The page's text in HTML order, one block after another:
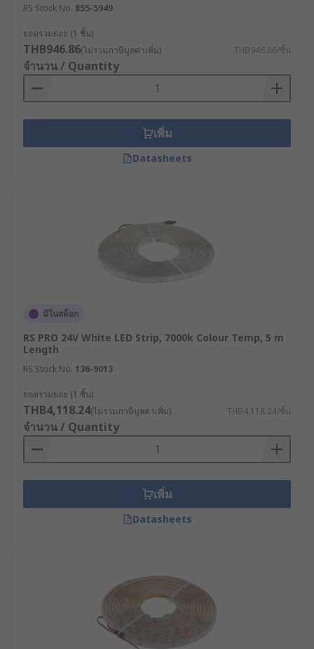
if you are looking to use a wide range of different
How are they used?
Accent lighting in home and in retail
Under cabinet lighting
Shelving illimination
LED light strips come in various lengths to suit
different applications. Easy to use connectors are
available to help with installation.
Some LED Light Strips are cuttable with
household scissors where instructed and can be
customised to any length. Note - check the
datasheet for guidance before cutting any LED
strip. Flexible LED strips often come with a self-
adhesive backing for easy installation.
Are they waterproof?
There is a wide range of LED strip lights
available with different IP Ratings. This
demonstrates how "waterproof" the LED strip is.
If you require LED lighting which is completely
waterproof, you may which to go for a higher
strip to be waterproof at all, IP20 is the lower
end of the rating. Most often, the higher the IP
Rating, the more expensive the LED strip due to
the manufacturing of the water-tight
RS Stock No. 855-5949
ยอดรวมย่อย (1 ชิ้น)
THB946.86(ไม่รวมภาษีมูลค่าเพิ่ม) THB946.86/ชิ้น
จำนวน / Quantity
เพิ่ม
Datasheets
มีในสต็อก
RS PRO 24V White LED Strip, 7000k Colour Temp, 5 m
Length
RS Stock No. 136-9013
ยอดรวมย่อย (1 ชิ้น)
THB4,118.24(ไม่รวมภาษีมูลค่าเพิ่ม) THB4,118.24/ชิ้น
จำนวน / Quantity
เพิ่ม
Datasheets